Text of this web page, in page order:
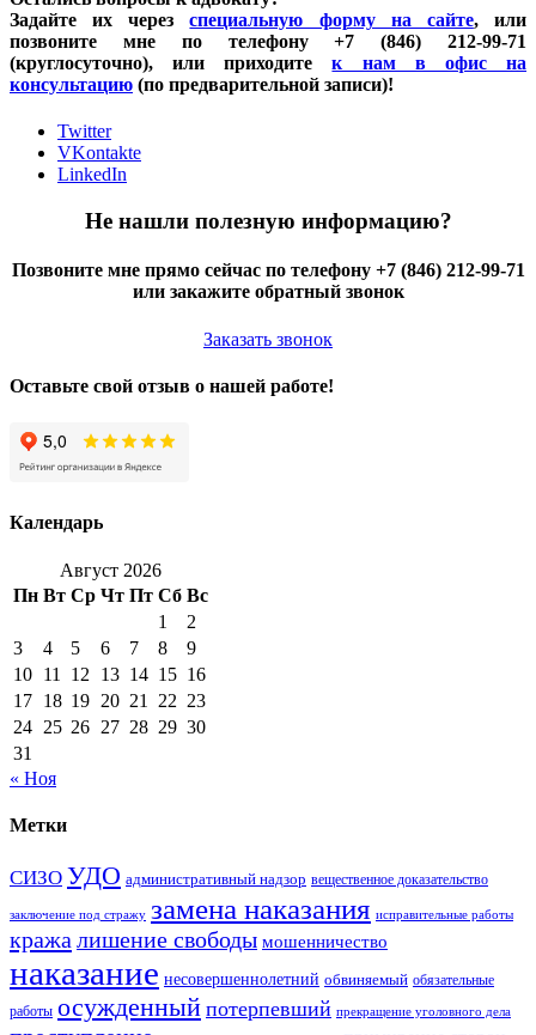
Задайте их черезспециальную форму на сайте, или
позвоните мне по телефону +7 (846) 212-99-71
(круглосуточно), или приходитек нам в офис на
консультацию (по предварительной записи)!
Twitter
VKontakte
LinkedIn
Не нашли полезную информацию?
Позвоните мне прямо сейчас по телефону +7 (846) 212-99-71
или закажите обратный звонок
Заказать звонок
Оставьте свой отзыв о нашей работе!
Календарь
Август 2026
Пн Вт Ср Чт Пт Сб Вс
1
2
3
4 5 6 7 8
9
10 11 12 13 14 15 16
17 18 19 20 21 22 23
24 25 26 27 28 29 30
31
« Ноя
Метки
СИЗО УДО административный надзор вещественное доказательство
заключение под стражу замена наказания исправительные работы
кража лишение свободы мошенничество
наказание несовершеннолетний обвиняемый обязательные
работы осужденный потерпевший прекращение уголовного дела